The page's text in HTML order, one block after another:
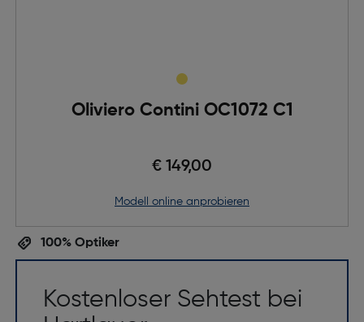
Oliviero Contini OC1072 C1
€ 149,00
Modell online anprobieren
100% Optiker
Kostenloser Sehtest bei